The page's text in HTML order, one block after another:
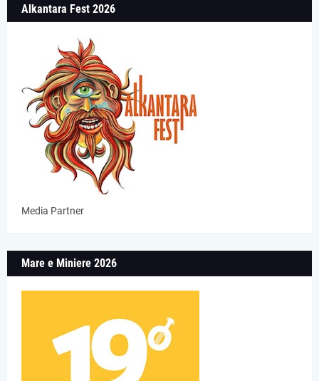
Alkantara Fest 2026
Media Partner
Mare e Miniere 2026